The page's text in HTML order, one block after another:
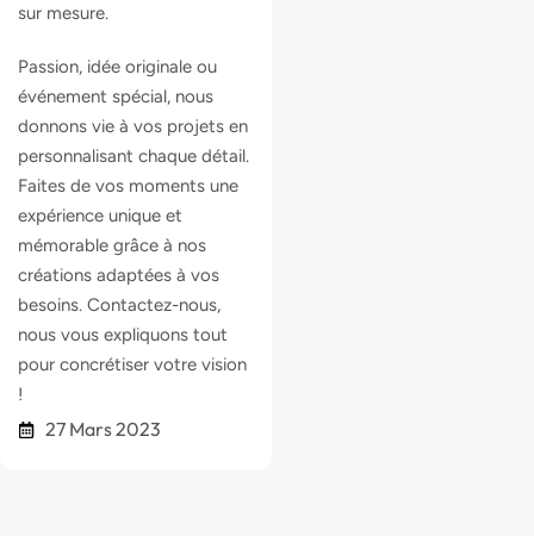
sur mesure.
Passion, idée originale ou
événement spécial, nous
donnons vie à vos projets en
personnalisant chaque détail.
Faites de vos moments une
expérience unique et
mémorable grâce à nos
créations adaptées à vos
besoins. Contactez-nous,
nous vous expliquons tout
pour concrétiser votre vision
!
27 Mars 2023